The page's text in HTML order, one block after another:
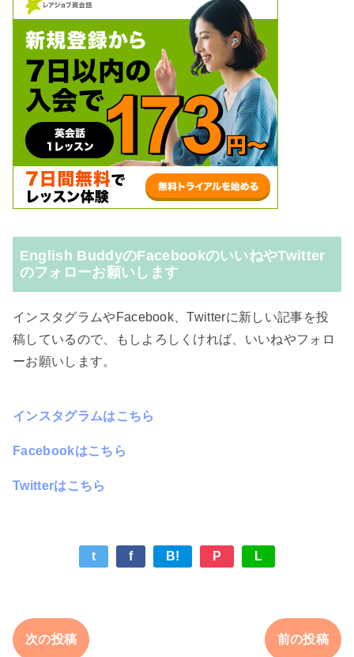
English BuddyのFacebookのいいねやTwitter
のフォローお願いします
インスタグラムやFacebook、Twitterに新しい記事を投
稿しているので、もしよろしくければ、いいねやフォロ
ーお願いします。
インスタグラムはこちら
Facebookはこちら
Twitterはこちら
t f B! P L
次の投稿 前の投稿